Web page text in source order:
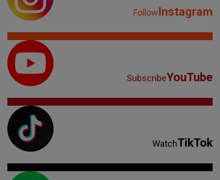
FollowInstagram
SubscribeYouTube
WatchTikTok